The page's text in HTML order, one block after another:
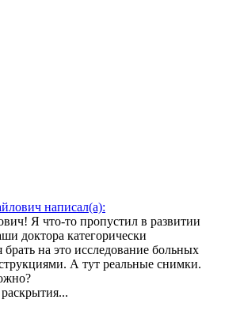
написал(а):
Я что-то пропустил в развитии
доктора категорически
брать на это исследование больных
А тут реальные снимки.